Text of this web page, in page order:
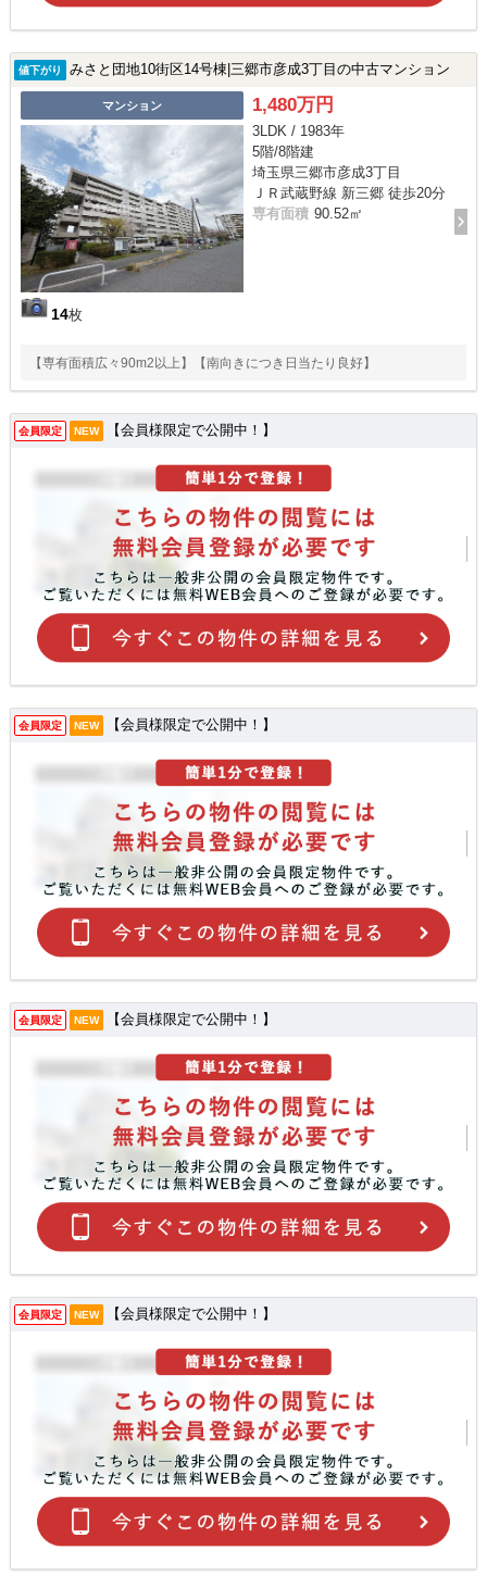
値下がり みさと団地10街区14号棟|三郷市彦成3丁目の中古マンション
マンション
14枚
1,480万円
3LDK / 1983年
5階/8階建
埼玉県三郷市彦成3丁目
ＪＲ武蔵野線 新三郷 徒歩20分
専有面積 90.52㎡
【専有面積広々90m2以上】【南向きにつき日当たり良好】
会員限定 NEW 【会員様限定で公開中！】
会員限定 NEW 【会員様限定で公開中！】
会員限定 NEW 【会員様限定で公開中！】
会員限定 NEW 【会員様限定で公開中！】